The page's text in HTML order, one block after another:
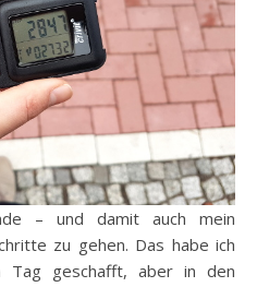
– und damit auch mein
zu gehen. Das habe ich
Tag geschafft, aber in den